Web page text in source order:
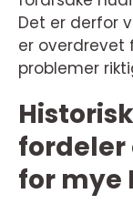
Det er derfor
er overdrevet
problemer
fordeler
for mye